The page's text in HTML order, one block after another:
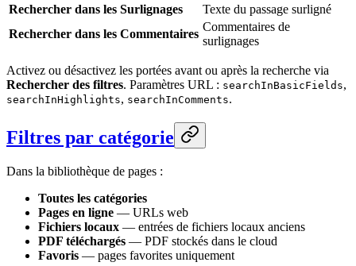
Rechercher dans les Surlignages
Texte du passage surligné
Rechercher dans les Commentaires
Commentaires de
surlignages
Activez ou désactivez les portées avant ou après la recherche via
Rechercher des filtres. Paramètres URL : searchInBasicFields,
searchInHighlights, searchInComments.
Filtres par catégorie
Dans la bibliothèque de pages :
Toutes les catégories
Pages en ligne — URLs web
Fichiers locaux — entrées de fichiers locaux anciens
PDF téléchargés — PDF stockés dans le cloud
Favoris — pages favorites uniquement